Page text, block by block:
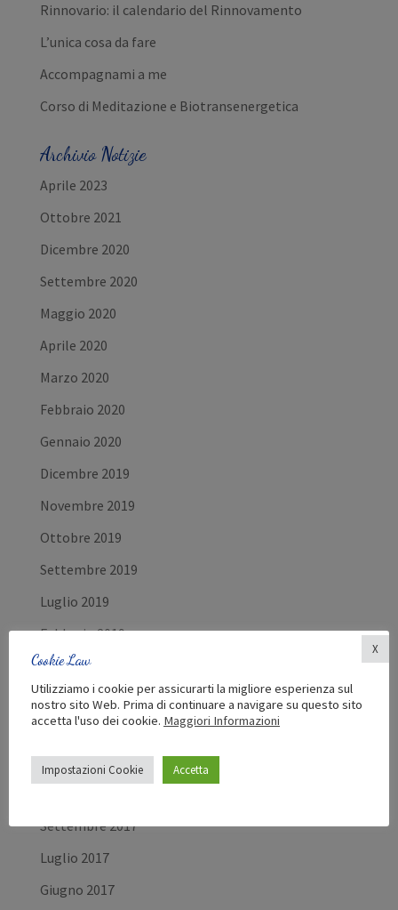
Rinnovario: il calendario del Rinnovamento
L’unica cosa da fare
Accompagnami a me
Corso di Meditazione e Biotransenergetica
Archivio Notizie
Aprile 2023
Ottobre 2021
Dicembre 2020
Settembre 2020
Maggio 2020
Aprile 2020
Marzo 2020
Febbraio 2020
Gennaio 2020
Dicembre 2019
Novembre 2019
Ottobre 2019
Settembre 2019
Luglio 2019
Febbraio 2019
Dicembre 2018
Settembre 2018
Luglio 2018
Giugno 2018
Settembre 2017
Luglio 2017
Giugno 2017
Cookie Law
Utilizziamo i cookie per assicurarti la migliore esperienza sul
nostro sito Web. Prima di continuare a navigare su questo sito
accetta l'uso dei cookie. Maggiori Informazioni
X
Impostazioni Cookie Accetta